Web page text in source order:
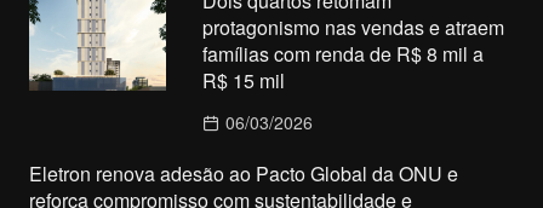
protagonismo nas vendas e atraem
famílias com renda de R$ 8 mil a
R$ 15 mil
06/03/2026
Eletron renova adesão ao Pacto Global da ONU e
reforça compromisso com sustentabilidade e